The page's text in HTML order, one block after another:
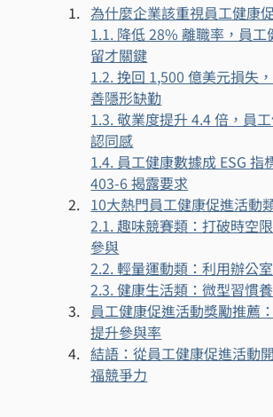
為什麼企業該重視員工健康
1.1. 降低 28% 離職率，員
留才關鍵
1.2. 挽回 1,500 億美元損失
善隱形缺勤
1.3. 敬業度提升 4.4 倍，員
認同感
1.4. 員工健康數據成 ESG 指
403-6 揭露要求
10大熱門員工健康促進活動
2.1. 趣味競賽類：打破時空
參與
2.2. 輕量運動類：利用辦公
2.3. 健康生活類：微型習慣
員工健康促進活動獎勵推薦
提升參與率
結語：從員工健康促進活動
福競爭力